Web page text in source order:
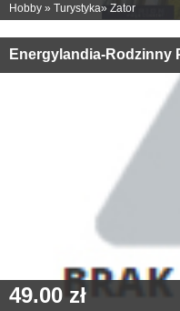
Hobby » Turystyka» Zator
Energylandia-Rodzinny
49.00 zł